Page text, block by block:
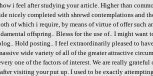
i feel after studying your article. Higher than
nicely completed with shrewd contemplations and
of which i require, by means of virtue of offer such
offspring.. Blesss for the use of.. I might want
Hold posting.. I feel extraordinarily pleased to
wide variety of all of the greater attractive
one of the factors of interest. We are really grateful
visiting your put up. I used to be exactly